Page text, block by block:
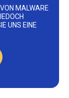
MALWARE
UNS EINE